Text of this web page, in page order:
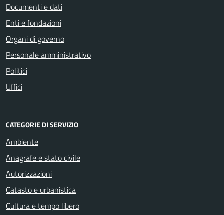
Documenti e dati
Enti e fondazioni
Organi di governo
Personale amministrativo
Politici
Uffici
CATEGORIE DI SERVIZIO
Ambiente
Anagrafe e stato civile
Autorizzazioni
Catasto e urbanistica
Cultura e tempo libero